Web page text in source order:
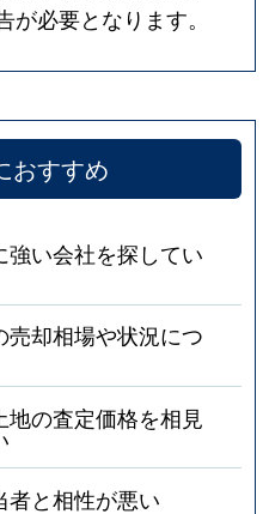
必要となります。
おすすめ
い会社を探してい
却相場や状況につ
の査定価格を相見
者と相性が悪い